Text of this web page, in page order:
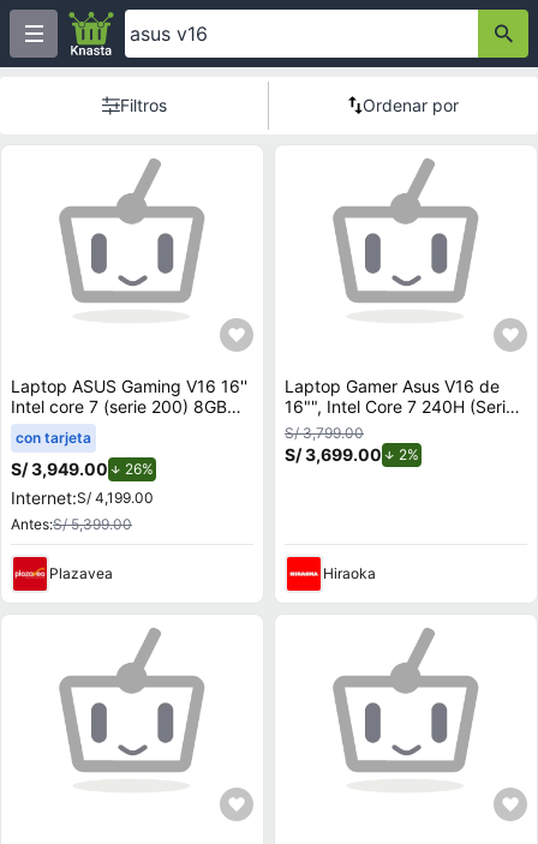
Filtros Ordenar por
Laptop ASUS Gaming V16 16''
Intel core 7 (serie 200) 8GB
512GB SSD RTX3050
V3607VJ-TK286W
con tarjeta
S/ 3,949.00 26%
Internet:S/ 4,199.00
Antes:S/ 5,399.00
Plazavea
Laptop Gamer Asus V16 de
16"", Intel Core 7 240H (Series
2), NVIDIA GeForce RTX 3050,
16GB RAM, disco sólido de
512GB, modelo V3607VJ-
S/ 3,799.00
S/ 3,699.00 2%
Hiraoka